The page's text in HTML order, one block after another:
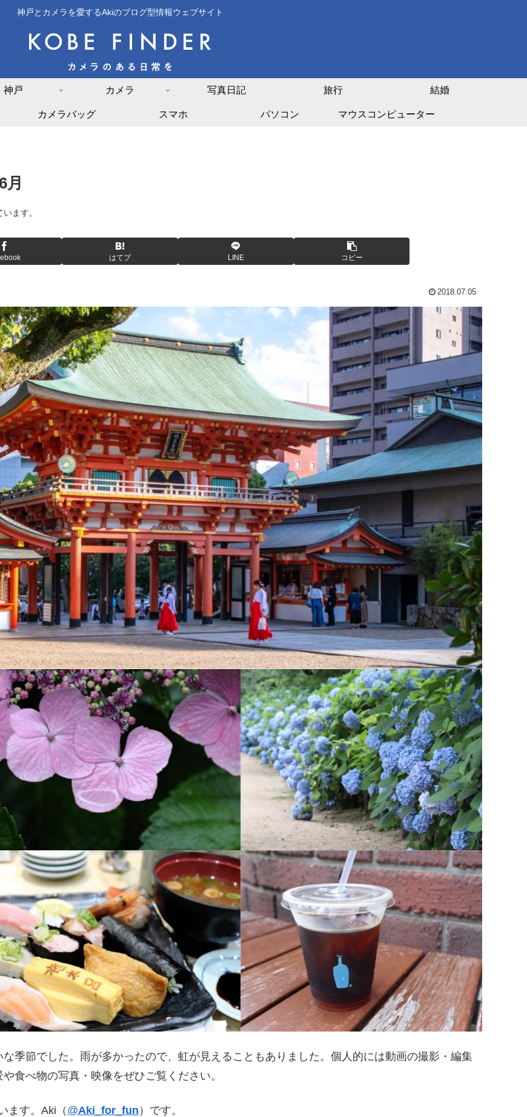
神戸とカメラを愛するAkiのブログ型情報ウェブサイト
神戸 カメラ 写真日記 旅行 結婚
カメラバッグ スマホ パソコン マウスコンピューター
ます。
はてブ LINE コピー
2018.07.05
季節でした。雨が多かったので、虹が見えることもありました。個人的には動画の撮影・編集
食べ物の写真・映像をぜひご覧ください。
ます。Aki（ @Aki_for_fun ）です。